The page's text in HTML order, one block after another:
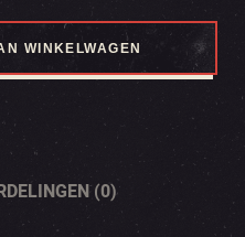
WINKELWAGEN
(0)